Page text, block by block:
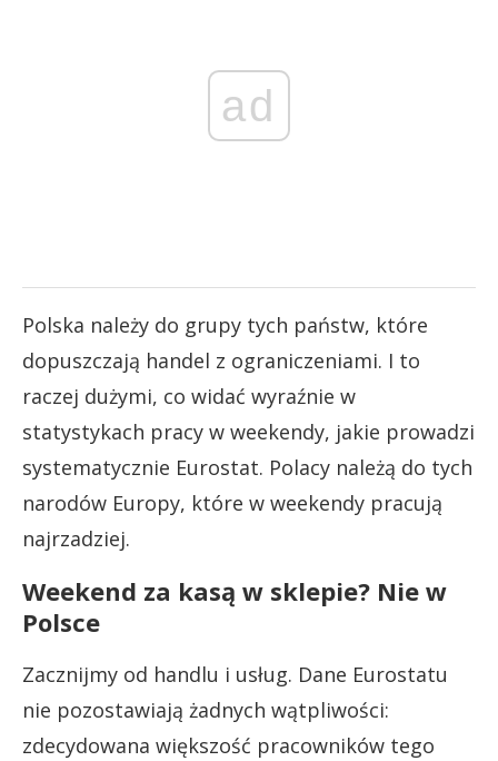
ad
Polska należy do grupy tych państw, które
dopuszczają handel z ograniczeniami. I to
raczej dużymi, co widać wyraźnie w
statystykach pracy w weekendy, jakie prowadzi
systematycznie Eurostat. Polacy należą do tych
narodów Europy, które w weekendy pracują
najrzadziej.
Weekend za kasą w sklepie? Nie w
Polsce
Zacznijmy od handlu i usług. Dane Eurostatu
nie pozostawiają żadnych wątpliwości:
zdecydowana większość pracowników tego